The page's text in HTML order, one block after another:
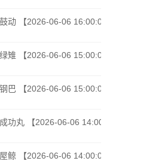
动 【2026-06-06 16:00:00】
雉 【2026-06-06 15:00:00】
巴 【2026-06-06 15:00:00】
功丸 【2026-06-06 14:00:00】
鲸 【2026-06-06 14:00:00】